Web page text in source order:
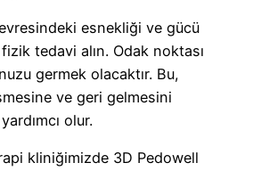
esnekliği ve gücü
tedavi alın. Odak noktası
germek olacaktır. Bu,
ve geri gelmesini
olur.
kliniğimizde 3D Pedowell